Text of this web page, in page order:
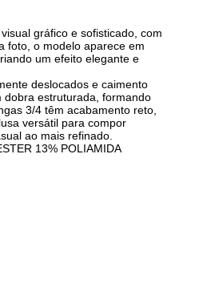
gráfico e sofisticado, com
foto, o modelo aparece em
um efeito elegante e
deslocados e caimento
dobra estruturada, formando
3/4 têm acabamento reto,
versátil para compor
ao mais refinado.
13% POLIAMIDA